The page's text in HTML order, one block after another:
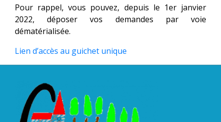
Pour rappel, vous pouvez, depuis le 1er janvier
2022, déposer vos demandes par voie
dématérialisée.
Lien d’accès au guichet unique